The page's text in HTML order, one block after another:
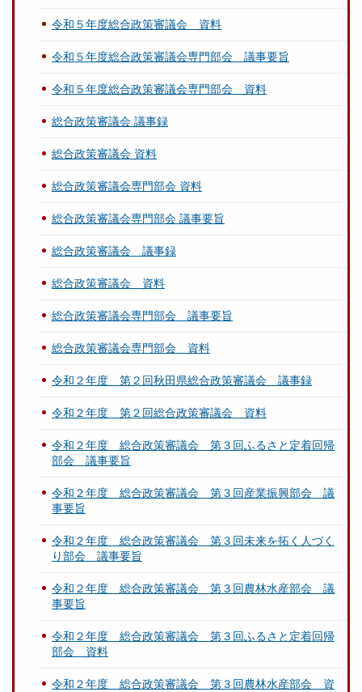
令和５年度総合政策審議会 資料
令和５年度総合政策審議会専門部会 議事要旨
令和５年度総合政策審議会専門部会 資料
総合政策審議会 議事録
総合政策審議会 資料
総合政策審議会専門部会 資料
総合政策審議会専門部会 議事要旨
総合政策審議会 議事録
総合政策審議会 資料
総合政策審議会専門部会 議事要旨
総合政策審議会専門部会 資料
令和２年度 第２回秋田県総合政策審議会 議事録
令和２年度 第２回総合政策審議会 資料
令和２年度 総合政策審議会 第３回ふるさと定着回帰
部会 議事要旨
令和２年度 総合政策審議会 第３回産業振興部会 議
事要旨
令和２年度 総合政策審議会 第３回未来を拓く人づく
り部会 議事要旨
令和２年度 総合政策審議会 第３回農林水産部会 議
事要旨
令和２年度 総合政策審議会 第３回ふるさと定着回帰
部会 資料
令和２年度 総合政策審議会 第３回農林水産部会 資